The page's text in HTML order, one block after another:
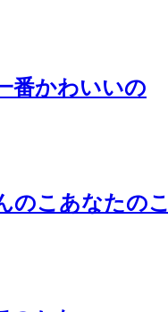
番かわいいの
のこあなたのこ